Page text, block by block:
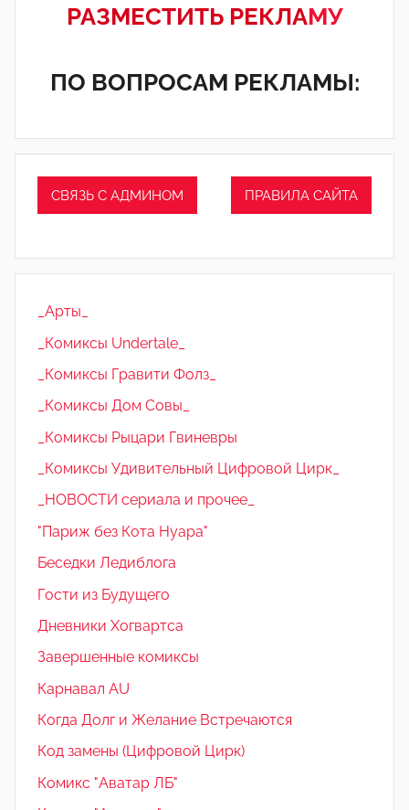
РАЗМЕСТИТЬ РЕКЛАМУ
ПО ВОПРОСАМ РЕКЛАМЫ:
СВЯЗЬ С АДМИНОМ ПРАВИЛА САЙТА
_Арты_
_Комиксы Undertale_
_Комиксы Гравити Фолз_
_Комиксы Дом Совы_
_Комиксы Рыцари Гвиневры
_Комиксы Удивительный Цифровой Цирк_
_НОВОСТИ сериала и прочее_
"Париж без Кота Нуара"
Беседки Ледиблога
Гости из Будущего
Дневники Хогвартса
Завершенные комиксы
Карнавал AU
Когда Долг и Желание Встречаются
Код замены (Цифровой Цирк)
Комикс "Аватар ЛБ"